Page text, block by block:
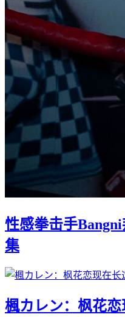
性感拳击手
集
楓カレン：枫花恋